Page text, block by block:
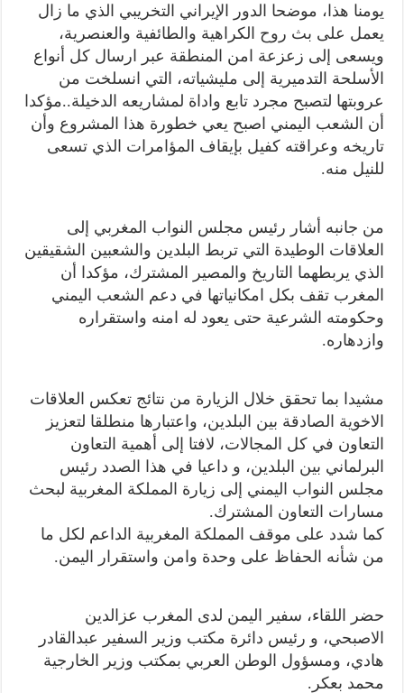
يومنا هذا، موضحا الدور الإيراني التخريبي الذي ما زال
يعمل على بث روح الكراهية والطائفية والعنصرية،
ويسعى إلى زعزعة امن المنطقة عبر ارسال كل أنواع
الأسلحة التدميرية إلى مليشياته، التي انسلخت من
عروبتها لتصبح مجرد تابع واداة لمشاريعه الدخيلة..مؤكدا
أن الشعب اليمني اصبح يعي خطورة هذا المشروع وأن
تاريخه وعراقته كفيل بإيقاف المؤامرات الذي تسعى
للنيل منه.
من جانبه أشار رئيس مجلس النواب المغربي إلى
العلاقات الوطيدة التي تربط البلدين والشعبين الشقيقين
الذي يربطهما التاريخ والمصير المشترك، مؤكدا أن
المغرب تقف بكل امكانياتها في دعم الشعب اليمني
وحكومته الشرعية حتى يعود له امنه واستقراره
وازدهاره.
مشيدا بما تحقق خلال الزيارة من نتائج تعكس العلاقات
الاخوية الصادقة بين البلدين، واعتبارها منطلقا لتعزيز
التعاون في كل المجالات، لافتا إلى أهمية التعاون
البرلماني بين البلدين، و داعيا في هذا الصدد رئيس
مجلس النواب اليمني إلى زيارة المملكة المغربية لبحث
مسارات التعاون المشترك.
كما شدد على موقف المملكة المغربية الداعم لكل ما
من شأنه الحفاظ على وحدة وامن واستقرار اليمن.
حضر اللقاء، سفير اليمن لدى المغرب عزالدين
الاصبحي، و رئيس دائرة مكتب وزير السفير عبدالقادر
هادي، ومسؤول الوطن العربي بمكتب وزير الخارجية
محمد بعكر.